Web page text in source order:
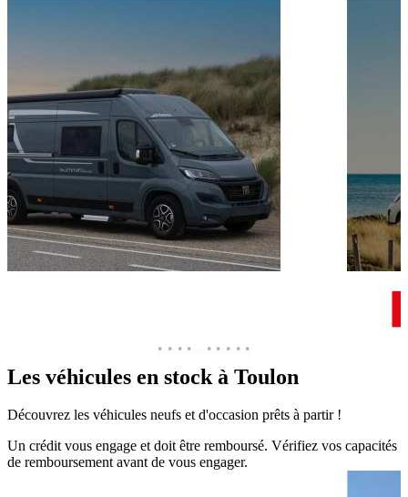
Les véhicules en stock à Toulon
Découvrez les véhicules neufs et d'occasion prêts à partir !
Un crédit vous engage et doit être remboursé. Vérifiez vos capacités
de remboursement avant de vous engager.